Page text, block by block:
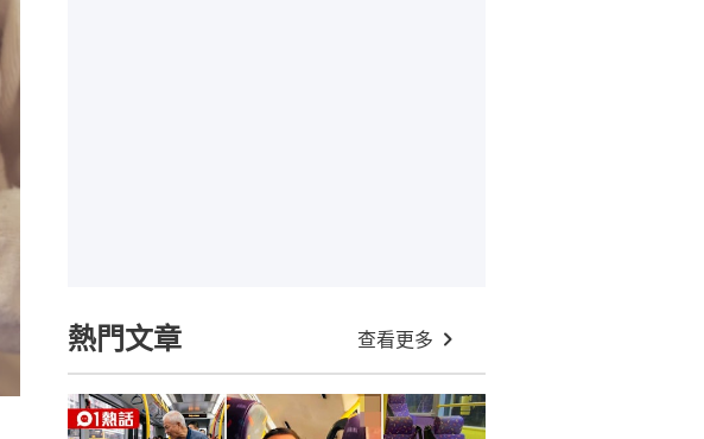
熱門文章 查看更多